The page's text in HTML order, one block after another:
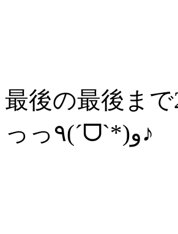
最後の最後ま
っっ٩(ˊᗜˋ*)و♪